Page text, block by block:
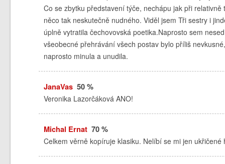
Co se zbytku představení týče, nechápu jak při
něco tak neskutečně nudného. Viděl jsem Tři sestry i
úplně vytratila čechovovská poetika.Naprosto sem
všeobecné přehrávání všech postav bylo příliš
naprosto minula a unudila.
JanaVas50 %
Veronika Lazorčáková ANO!
Michal Ernat70 %
Celkem věrně kopíruje klasiku. Nelíbí se mi jen